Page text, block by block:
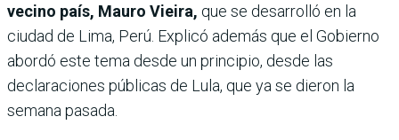
vecino país, Mauro Vieira, que se desarrolló en la
ciudad de Lima, Perú. Explicó además que el Gobierno
abordó este tema desde un principio, desde las
declaraciones públicas de Lula, que ya se dieron la
semana pasada.